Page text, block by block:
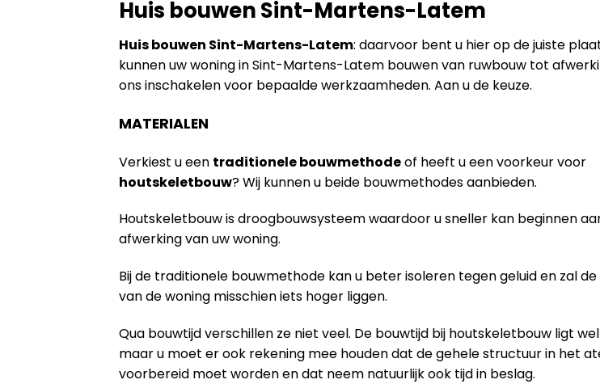
Huis bouwen Sint-Martens-Latem
Huis bouwen Sint-Martens-Latem: daarvoor bent u hier op de juiste
kunnen uw woning in Sint-Martens-Latem bouwen van ruwbouw tot
ons inschakelen voor bepaalde werkzaamheden. Aan u de keuze.
MATERIALEN
Verkiest u een traditionele bouwmethodeof heeft u een voorkeur voor
houtskeletbouw? Wij kunnen u beide bouwmethodes aanbieden.
Houtskeletbouw is droogbouwsysteem waardoor u sneller kan beginnen
afwerking van uw woning.
Bij de traditionele bouwmethode kan u beter isoleren tegen geluid en zal
van de woning misschien iets hoger liggen.
Qua bouwtijd verschillen ze niet veel. De bouwtijd bij houtskeletbouw ligt
maar u moet er ook rekening mee houden dat de gehele structuur in het
voorbereid moet worden en dat neem natuurlijk ook tijd in beslag.